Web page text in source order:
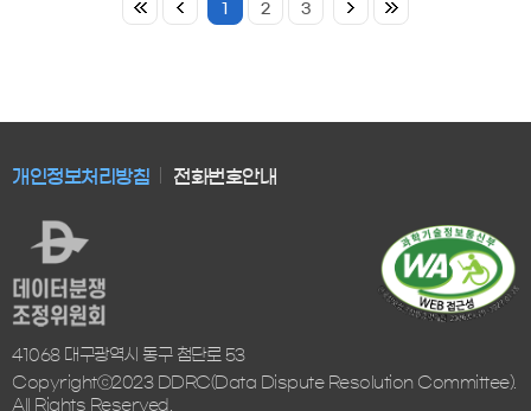
1 2 3
개인정보처리방침 전화번호안내
41068 대구광역시 동구 첨단로 53
Copyrightⓒ2023 DDRC(Data Dispute Resolution Committee).
All Rights Reserved.